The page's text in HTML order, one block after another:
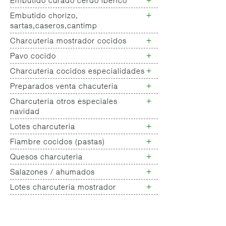
Lomo cerdo ibérico
Lomo cerdo blanco
Chorizo/salchichon iberico
Embutido chorizo,
sartas,caseros,cantimp
+
Chorizo cerdo blanco
Embutido
salchichones,salamis,longanizas
Embutido curado de pavo
Otros curados varios no
Charcuteria mostrador cocidos +
Jamon cocido- fiambre
Fiambres pollo
Pavo cocido +
Fiambres pavo
Charcuteria cocidos especialidades +
Charcuteria cocidos
especialidades
Preparados venta chacuteria +
Empanada peso charcuteria
Charcuteria otros especiales
navidad
+
Charcuteria
especialidades/navidad
Lotes charcuteria +
Lotes charcuteria
Fiambre cocidos (pastas) +
Chopped
Galantinas/ lunch
Mortadelas
Quesos charcuteria +
Queso fresco
Queso rulo de cabra
Queso barra vaca nacional,
Salazones / ahumados +
Salazones varios
Lotes charcuteria mostrador +